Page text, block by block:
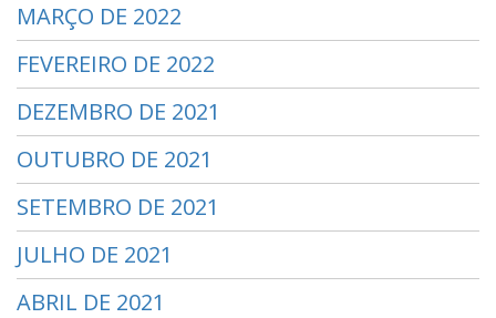
MARÇO DE 2022
FEVEREIRO DE 2022
DEZEMBRO DE 2021
OUTUBRO DE 2021
SETEMBRO DE 2021
JULHO DE 2021
ABRIL DE 2021